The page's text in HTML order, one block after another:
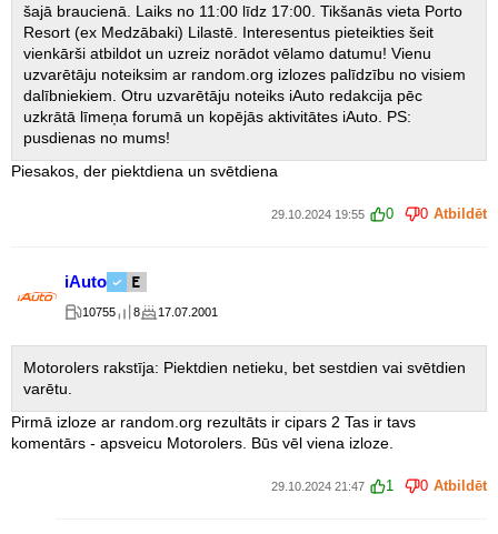
šajā braucienā. Laiks no 11:00 līdz 17:00. Tikšanās vieta Porto
Resort (ex Medzābaki) Lilastē. Interesentus pieteikties šeit
vienkārši atbildot un uzreiz norādot vēlamo datumu! Vienu
uzvarētāju noteiksim ar random.org izlozes palīdzību no visiem
dalībniekiem. Otru uzvarētāju noteiks iAuto redakcija pēc
uzkrātā līmeņa forumā un kopējās aktivitātes iAuto. PS:
pusdienas no mums!
Piesakos, der piektdiena un svētdiena
29.10.2024 19:55 0 0 Atbildēt
iAuto
10755 8 17.07.2001
Motorolers rakstīja: Piektdien netieku, bet sestdien vai svētdien
varētu.
Pirmā izloze ar random.org rezultāts ir cipars 2 Tas ir tavs
komentārs - apsveicu Motorolers. Būs vēl viena izloze.
29.10.2024 21:47 1 0 Atbildēt